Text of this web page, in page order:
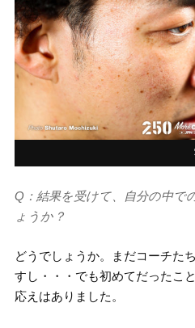
Q：結果を受けて、自分の中で
ょうか？
どうでしょうか。まだコーチた
すし・・・でも初めてだったこ
応えはありました。